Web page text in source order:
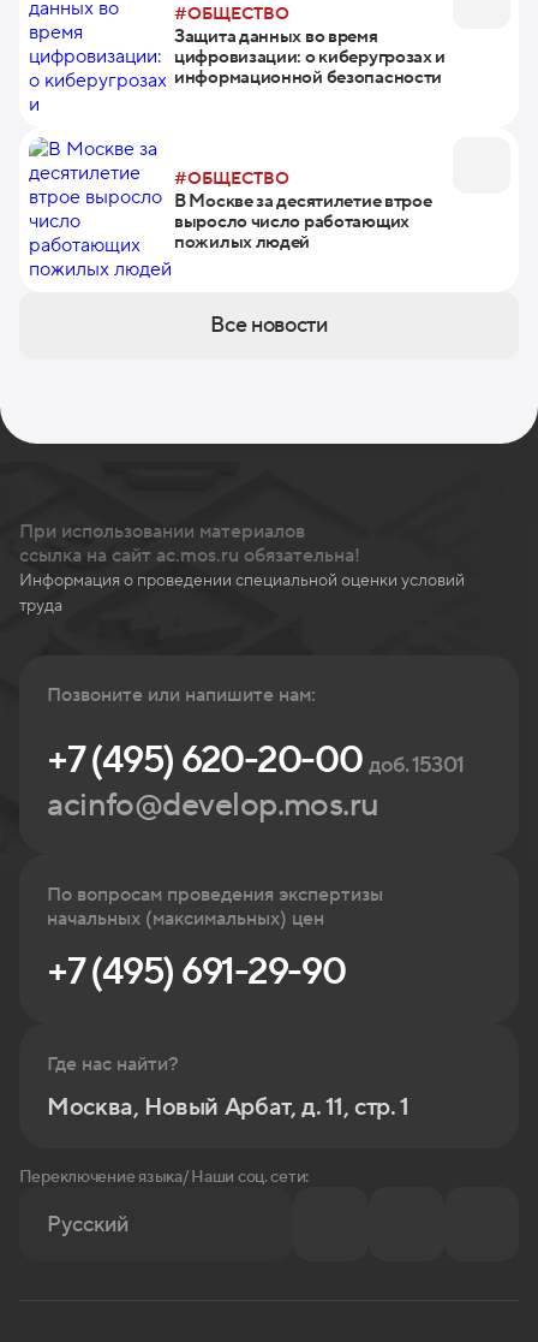
#ОБЩЕСТВО
Защита данных во время
цифровизации: о киберугрозах и
информационной безопасности
#ОБЩЕСТВО
В Москве за десятилетие втрое
выросло число работающих
пожилых людей
Все новости
При использовании материалов
ссылка на сайт ac.mos.ru обязательна!
Информация о проведении специальной оценки условий
труда
Позвоните или напишите нам:
+7 (495) 620-20-00доб. 15301
acinfo@develop.mos.ru
По вопросам проведения экспертизы
начальных (максимальных) цен
+7 (495) 691-29-90
Где нас найти?
Москва, Новый Арбат, д. 11, стр. 1
Переключение языка/ Наши соц. сети:
Русский